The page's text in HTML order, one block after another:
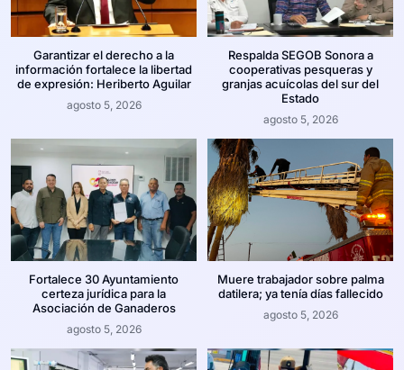
Garantizar el derecho a la
información fortalece la libertad
de expresión: Heriberto Aguilar
agosto 5, 2026
Respalda SEGOB Sonora a
cooperativas pesqueras y
granjas acuícolas del sur del
Estado
agosto 5, 2026
Fortalece 30 Ayuntamiento
certeza jurídica para la
Asociación de Ganaderos
agosto 5, 2026
Muere trabajador sobre palma
datilera; ya tenía días fallecido
agosto 5, 2026